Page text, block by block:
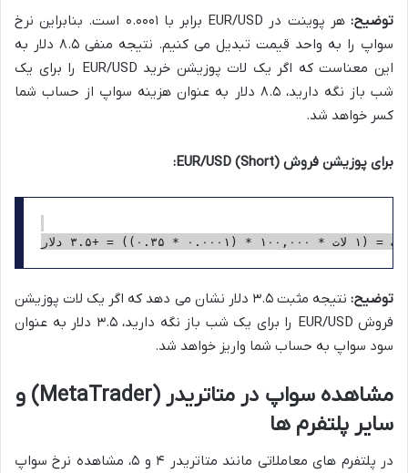
توضیح:
هر پوینت در EUR/USD برابر با ۰.۰۰۰۱ است. بنابراین نرخ
سواپ را به واحد قیمت تبدیل می کنیم. نتیجه منفی ۸.۵ دلار به
این معناست که اگر یک لات پوزیشن خرید EUR/USD را برای یک
شب باز نگه دارید، ۸.۵ دلار به عنوان هزینه سواپ از حساب شما
کسر خواهد شد.
برای پوزیشن فروش (Short) EUR/USD:
توضیح:
نتیجه مثبت ۳.۵ دلار نشان می دهد که اگر یک لات پوزیشن
فروش EUR/USD را برای یک شب باز نگه دارید، ۳.۵ دلار به عنوان
سود سواپ به حساب شما واریز خواهد شد.
مشاهده سواپ در متاتریدر (MetaTrader) و
سایر پلتفرم ها
در پلتفرم های معاملاتی مانند متاتریدر ۴ و ۵، مشاهده نرخ سواپ